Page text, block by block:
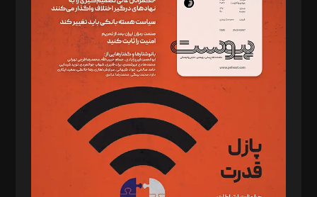
دبیر تحریریه: میثم قاسمی
د‌بیر ناداستان: سمانه سمیع
د‌بیر خدمت و تجارت: ابوالفضل رجبی
د‌بیر حقوق فناوری: حسام‌الدین ایپکچی
د‌بیر پیوست جهان: مینا پاکدل
د‌بیر تحریریه آنلاین: بابک نقاش
تحریریه‌: مجتبی محمود‌ی، آرش برهمند، یسنا امان‌پور، سروش کرمیان،
مصطفی مسجدی آرانی، ابوالفضل رجبی، زهرا فکرانه، فائزه فتحی
رستمی،مصطفی باستان
ویرایش: نگار استاد‌‌آقا